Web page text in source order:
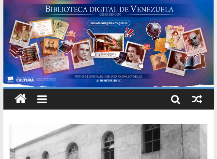
Modesta Bor Sánchez [material gráfico]
Gaceta Oficial de la República de Venezuela año CXXXIII Mes V,
Caracas 09 de marzo de 2006 N° 38.394
Catálogo temático de obras de Modesta Bor